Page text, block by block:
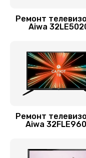
Замена
Ремонт
Aiwa
Ремонт
Aiwa